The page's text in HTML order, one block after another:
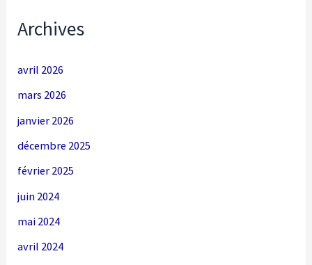
Archives
avril 2026
mars 2026
janvier 2026
décembre 2025
février 2025
juin 2024
mai 2024
avril 2024